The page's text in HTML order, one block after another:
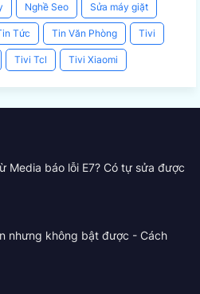
Nghề Seo Sửa máy giặt
Tức Tin Văn Phòng Tivi
Tivi Tcl Tivi Xiaomi
Media báo lỗi E7? Có tự sửa được
nhưng không bật được - Cách